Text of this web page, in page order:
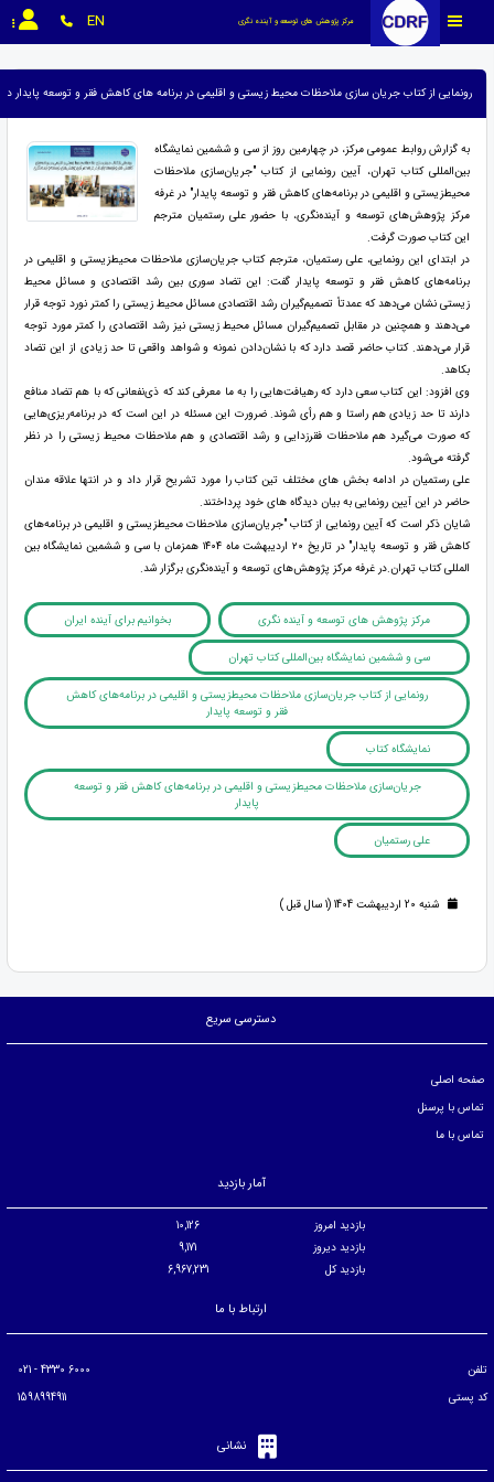
مرکز پژوهش های توسعه و آینده نگری EN
رونمایی از کتاب جریان سازی ملاحظات محیط زیستی و اقلیمی در برنامه های کاهش فقر و توسعه پایدار
به گزارش روابط عمومی مرکز، در چهارمین روز از سی و ششمین نمایشگاه
بین‌المللی کتاب تهران، آیین رونمایی از کتاب "جریان‌سازی ملاحظات
محیط‌زیستی و اقلیمی در برنامه‌های کاهش فقر و توسعه پایدار" در غرفه
مرکز پژوهش‌های توسعه و آینده‌نگری، با حضور علی رستمیان مترجم
این کتاب صورت گرفت.
در ابتدای این رونمایی، علی رستمیان، مترجم کتاب جریان‌سازی ملاحظات محیط‌زیستی و اقلیمی در
برنامه‌های کاهش فقر و توسعه پایدار گفت: این تضاد سوری بین رشد اقتصادی و مسائل محیط
زیستی نشان می‌دهد که عمدتاً تصمیم‌گیران رشد اقتصادی مسائل محیط زیستی را کمتر نورد توجه قرار
می‌دهند و همچنین در مقابل تصمیم‌گیران مسائل محیط زیستی نیز رشد اقتصادی را کمتر مورد توجه
قرار می‌دهند. کتاب حاضر قصد دارد که با نشان‌دادن نمونه و شواهد واقعی تا حد زیادی از این تضاد
بکاهد.
وی افزود: این کتاب سعی دارد که رهیافت‌هایی را به ما معرفی کند که ذی‌نفعانی که با هم تضاد منافع
دارند تا حد زیادی هم راستا و هم رأی شوند. ضرورت این مسئله در این است که در برنامه‌ریزی‌هایی
که صورت می‌گیرد هم ملاحظات فقرزدایی و رشد اقتصادی و هم ملاحظات محیط زیستی را در نظر
گرفته می‌شود.
علی رستمیان در ادامه بخش های مختلف تین کتاب را مورد تشریح قرار داد و در انتها علاقه مندان
حاضر در این آیین رونمایی به بیان دیدگاه های خود پرداختند.
شایان ذکر است که آیین رونمایی از کتاب "جریان‌سازی ملاحظات محیط‌زیستی و اقلیمی در برنامه‌های
کاهش فقر و توسعه پایدار" در تاریخ ۲٠ اردیبهشت ماه ۱۴٠۴ همزمان با سی و ششمین نمایشگاه بین
المللی کتاب تهران.در غرفه مرکز پژوهش‌های توسعه و آینده‌نگری برگزار شد.
مرکز پژوهش های توسعه و آینده نگری بخوانیم برای آینده ایران
سی و ششمین نمایشگاه بین‌المللی کتاب تهران
رونمایی از کتاب جریان‌سازی ملاحظات محیط‌زیستی و اقلیمی در برنامه‌های کاهش
فقر و توسعه پایدار
نمایشگاه کتاب
جریان‌سازی ملاحظات محیط‌زیستی و اقلیمی در برنامه‌های کاهش فقر و توسعه
پایدار
علی رستمیان
شنبه 20 اردیبهشت 1404 (1 سال قبل )
دسترسی سریع
صفحه اصلی
تماس با پرسنل
تماس با ما
آمار بازدید
بازدید امروز
10,126
بازدید دیروز
9,171
بازدید کل
6,967,231
ارتباط با ما
تلفن
کد پستی
نشانی